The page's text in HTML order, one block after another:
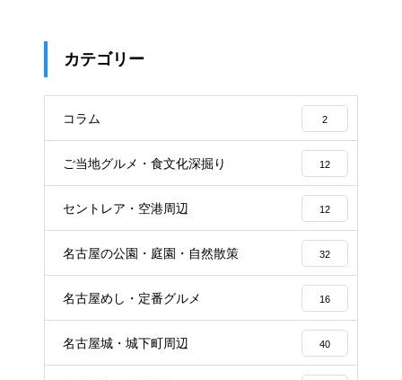
カテゴリー
コラム 2
ご当地グルメ・食文化深掘り 12
セントレア・空港周辺 12
名古屋の公園・庭園・自然散策 32
名古屋めし・定番グルメ 16
名古屋城・城下町周辺 40